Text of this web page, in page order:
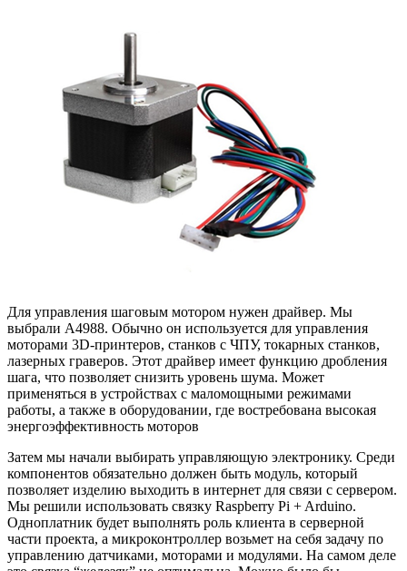
Для управления шаговым мотором нужен драйвер. Мы
выбрали A4988. Обычно он используется для управления
моторами 3D-принтеров, станков с ЧПУ, токарных станков,
лазерных граверов. Этот драйвер имеет функцию дробления
шага, что позволяет снизить уровень шума. Может
применяться в устройствах с маломощными режимами
работы, а также в оборудовании, где востребована высокая
энергоэффективность моторов
Затем мы начали выбирать управляющую электронику. Среди
компонентов обязательно должен быть модуль, который
позволяет изделию выходить в интернет для связи с сервером.
Мы решили использовать связку Raspberry Pi + Arduino.
Одноплатник будет выполнять роль клиента в серверной
части проекта, а микроконтроллер возьмет на себя задачу по
управлению датчиками, моторами и модулями. На самом деле